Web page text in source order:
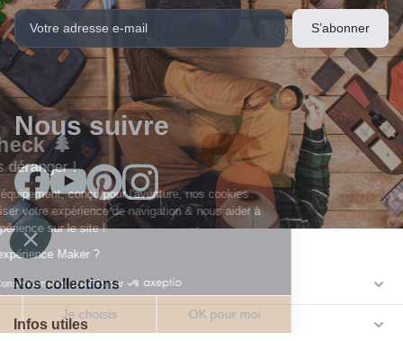
Nous suivre
Nos collections
Infos utiles arrow_drop_down